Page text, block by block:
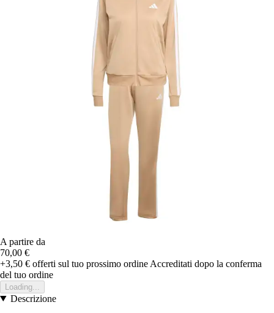
A partire da
70,00 €
+3,50 € offerti sul tuo prossimo ordine Accreditati dopo la conferma
del tuo ordine
Loading...
Descrizione